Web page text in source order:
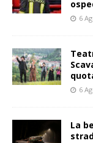
6
6
La